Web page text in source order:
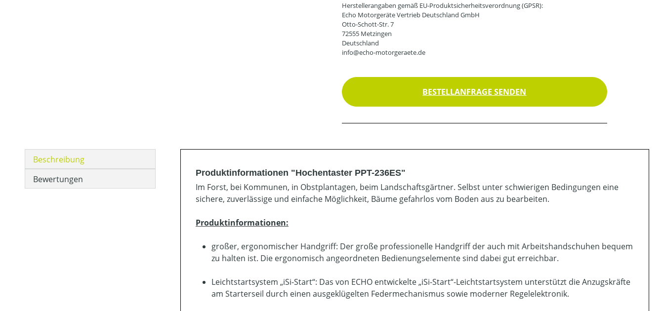
Herstellerangaben gemäß EU-Produktsicherheitsverordnung (GPSR):
Echo Motorgeräte Vertrieb Deutschland GmbH
Otto-Schott-Str. 7
72555 Metzingen
Deutschland
info@echo-motorgeraete.de
BESTELLANFRAGE SENDEN
Beschreibung
Bewertungen
Produktinformationen "Hochentaster PPT-236ES"
Im Forst, bei Kommunen, in Obstplantagen, beim Landschaftsgärtner. Selbst unter schwierigen Bedingungen eine
sichere, zuverlässige und einfache Möglichkeit, Bäume gefahrlos vom Boden aus zu bearbeiten.
Produktinformationen:
großer, ergonomischer Handgriff: Der große professionelle Handgriff der auch mit Arbeitshandschuhen bequem
zu halten ist. Die ergonomisch angeordneten Bedienungselemente sind dabei gut erreichbar.
Leichtstartsystem „iSi-Start“: Das von ECHO entwickelte „iSi-Start“-Leichtstartsystem unterstützt die Anzugskräfte
am Starterseil durch einen ausgeklügelten Federmechanismus sowie moderner Regelelektronik.